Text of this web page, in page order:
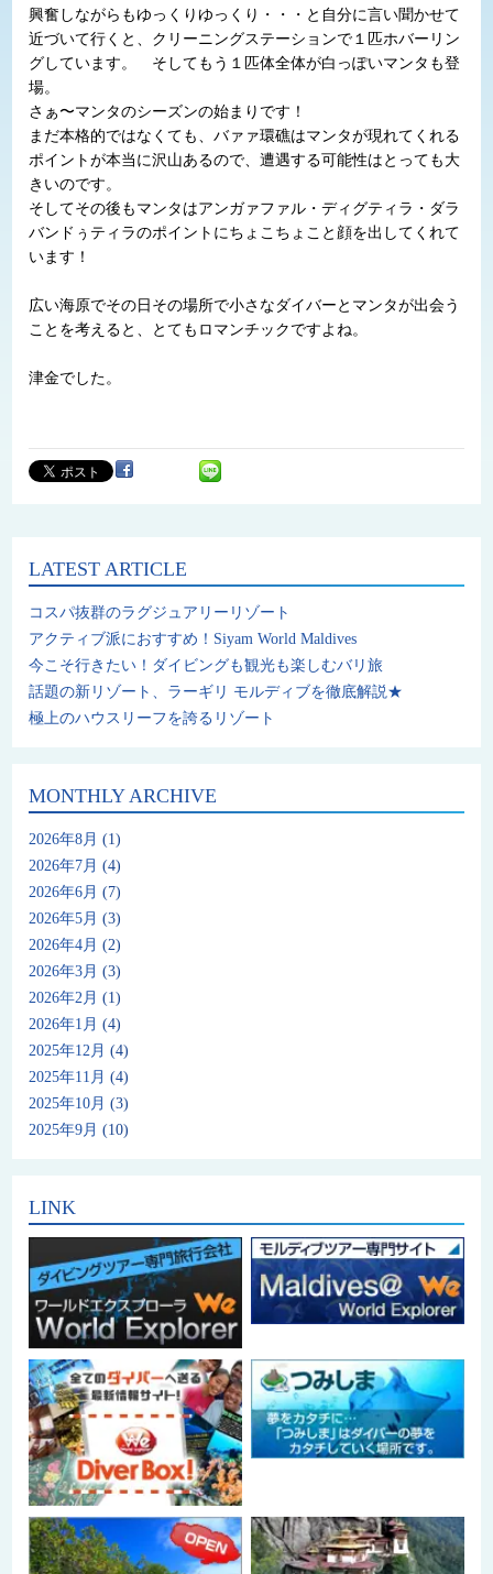
興奮しながらもゆっくりゆっくり・・・と自分に言い聞かせて
近づいて行くと、クリーニングステーションで１匹ホバーリン
グしています。 そしてもう１匹体全体が白っぽいマンタも登
場。
さぁ〜マンタのシーズンの始まりです！
まだ本格的ではなくても、バァァ環礁はマンタが現れてくれる
ポイントが本当に沢山あるので、遭遇する可能性はとっても大
きいのです。
そしてその後もマンタはアンガァファル・ディグティラ・ダラ
バンドぅティラのポイントにちょこちょこと顔を出してくれて
います！
広い海原でその日その場所で小さなダイバーとマンタが出会う
ことを考えると、とてもロマンチックですよね。
津金でした。
LATEST ARTICLE
コスパ抜群のラグジュアリーリゾート
アクティブ派におすすめ！Siyam World Maldives
今こそ行きたい！ダイビングも観光も楽しむバリ旅
話題の新リゾート、ラーギリ モルディブを徹底解説★
極上のハウスリーフを誇るリゾート
MONTHLY ARCHIVE
2026年8月 (1)
2026年7月 (4)
2026年6月 (7)
2026年5月 (3)
2026年4月 (2)
2026年3月 (3)
2026年2月 (1)
2026年1月 (4)
2025年12月 (4)
2025年11月 (4)
2025年10月 (3)
2025年9月 (10)
LINK